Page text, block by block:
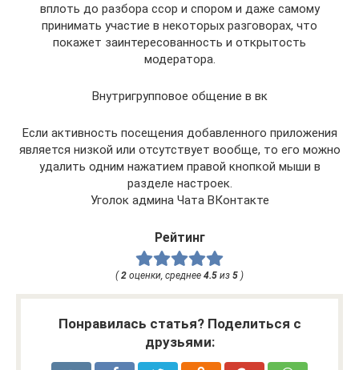
вплоть до разбора ссор и спором и даже самому
принимать участие в некоторых разговорах, что
покажет заинтересованность и открытость
модератора.
Внутригрупповое общение в вк
Если активность посещения добавленного приложения
является низкой или отсутствует вообще, то его можно
удалить одним нажатием правой кнопкой мыши в
разделе настроек.
Уголок админа Чата ВКонтакте
Рейтинг
(2 оценки, среднее 4.5 из 5 )
Понравилась статья? Поделиться с
друзьями: